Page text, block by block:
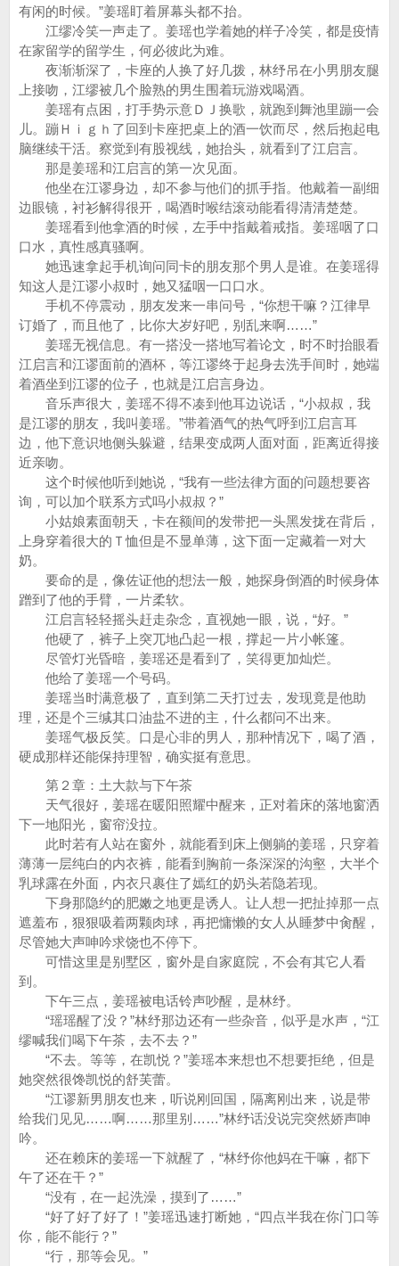
有闲的时候。”姜瑶盯着屏幕头都不抬。
江缪冷笑一声走了。姜瑶也学着她的样子冷笑，都是疫情
在家留学的留学生，何必彼此为难。
夜渐渐深了，卡座的人换了好几拨，林纾吊在小男朋友腿
上接吻，江缪被几个脸熟的男生围着玩游戏喝酒。
姜瑶有点困，打手势示意ＤＪ换歌，就跑到舞池里蹦一会
儿。蹦Ｈｉｇｈ了回到卡座把桌上的酒一饮而尽，然后抱起电
脑继续干活。察觉到有股视线，她抬头，就看到了江启言。
那是姜瑶和江启言的第一次见面。
他坐在江谬身边，却不参与他们的抓手指。他戴着一副细
边眼镜，衬衫解得很开，喝酒时喉结滚动能看得清清楚楚。
姜瑶看到他拿酒的时候，左手中指戴着戒指。姜瑶咽了口
口水，真性感真骚啊。
她迅速拿起手机询问同卡的朋友那个男人是谁。在姜瑶得
知这人是江谬小叔时，她又猛咽一口口水。
手机不停震动，朋友发来一串问号，“你想干嘛？江律早
订婚了，而且他了，比你大岁好吧，别乱来啊……”
姜瑶无视信息。有一搭没一搭地写着论文，时不时抬眼看
江启言和江谬面前的酒杯，等江谬终于起身去洗手间时，她端
着酒坐到江谬的位子，也就是江启言身边。
音乐声很大，姜瑶不得不凑到他耳边说话，“小叔叔，我
是江谬的朋友，我叫姜瑶。”带着酒气的热气呼到江启言耳
边，他下意识地侧头躲避，结果变成两人面对面，距离近得接
近亲吻。
这个时候他听到她说，“我有一些法律方面的问题想要咨
询，可以加个联系方式吗小叔叔？”
小姑娘素面朝天，卡在额间的发带把一头黑发拢在背后，
上身穿着很大的Ｔ恤但是不显单薄，这下面一定藏着一对大
奶。
要命的是，像佐证他的想法一般，她探身倒酒的时候身体
蹭到了他的手臂，一片柔软。
江启言轻轻摇头赶走杂念，直视她一眼，说，“好。”
他硬了，裤子上突兀地凸起一根，撑起一片小帐篷。
尽管灯光昏暗，姜瑶还是看到了，笑得更加灿烂。
他给了姜瑶一个号码。
姜瑶当时满意极了，直到第二天打过去，发现竟是他助
理，还是个三缄其口油盐不进的主，什么都问不出来。
姜瑶气极反笑。口是心非的男人，那种情况下，喝了酒，
硬成那样还能保持理智，确实挺有意思。
第２章：土大款与下午茶
天气很好，姜瑶在暖阳照耀中醒来，正对着床的落地窗洒
下一地阳光，窗帘没拉。
此时若有人站在窗外，就能看到床上侧躺的姜瑶，只穿着
薄薄一层纯白的内衣裤，能看到胸前一条深深的沟壑，大半个
乳球露在外面，内衣只裹住了嫣红的奶头若隐若现。
下身那隐约的肥嫩之地更是诱人。让人想一把扯掉那一点
遮羞布，狠狠吸着两颗肉球，再把慵懒的女人从睡梦中肏醒，
尽管她大声呻吟求饶也不停下。
可惜这里是别墅区，窗外是自家庭院，不会有其它人看
到。
下午三点，姜瑶被电话铃声吵醒，是林纾。
“瑶瑶醒了没？”林纾那边还有一些杂音，似乎是水声，“江
缪喊我们喝下午茶，去不去？”
“不去。等等，在凯悦？”姜瑶本来想也不想要拒绝，但是
她突然很馋凯悦的舒芙蕾。
“江谬新男朋友也来，听说刚回国，隔离刚出来，说是带
给我们见见……啊……那里别……”林纾话没说完突然娇声呻
吟。
还在赖床的姜瑶一下就醒了，“林纾你他妈在干嘛，都下
午了还在干？”
“没有，在一起洗澡，摸到了……”
“好了好了好了！”姜瑶迅速打断她，“四点半我在你门口等
你，能不能行？”
“行，那等会见。”